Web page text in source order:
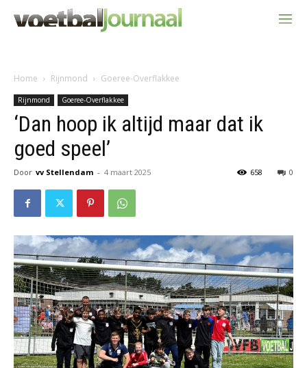
Home Rijnmond Goeree-Overflakkee
Rijnmond Goeree-Overflakkee
‘Dan hoop ik altijd maar dat ik
goed speel’
Door vv Stellendam - 4 maart 2025 0
658